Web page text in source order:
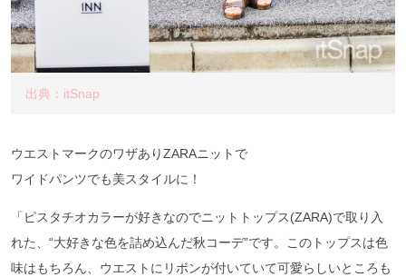
出典：itSnap
ウエストマークのワザありZARAニットで
ワイドパンツでも美スタイルに！
「ピスタチオカラーが好きなのでニットトップス(ZARA)で取り入
れた、“大好きな色を詰め込んだ秋コーデ”です。このトップスは色
味はもちろん、ウエストにリボンが付いていて可愛らしいところも